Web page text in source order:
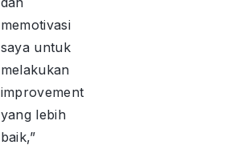
memotivasi
saya untuk
melakukan
improvement
yang lebih
baik,”